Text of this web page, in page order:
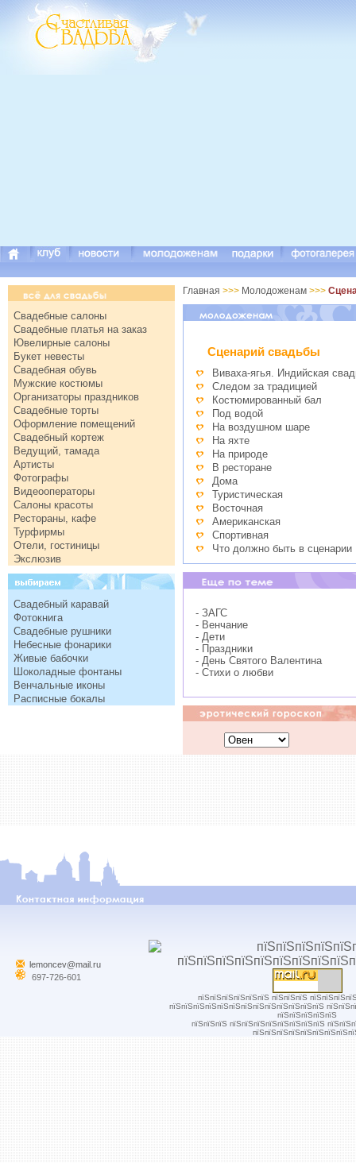
Свадебные салоны
Свадебные платья на заказ
Ювелирные салоны
Букет невесты
Свадебная обувь
Мужские костюмы
Организаторы праздников
Свадебные торты
Оформление помещений
Свадебный кортеж
Ведущий, тамада
Артисты
Фотографы
Видеооператоры
Салоны красоты
Рестораны, кафе
Турфирмы
Отели, гостиницы
Экслюзив
Свадебный каравай
Фотокнига
Свадебные рушники
Небесные фонарики
Живые бабочки
Шоколадные фонтаны
Венчальные иконы
Расписные бокалы
Главная >>> Молодоженам >>>
Сценарий свадьбы
Виваха-ягья. Индийская
Следом за традицией
Костюмированный бал
Под водой
На воздушном шаре
На яхте
На природе
В ресторане
Дома
Туристическая
Восточная
Американская
Спортивная
Что должно быть в сценарии
- ЗАГС
- Венчание
- Дети
- Праздники
- День Святого Валентина
- Стихи о любви
lemoncev@mail.ru
697-726-601
пїЅпїЅпїЅпїЅпїЅпїЅ пїЅпїЅпїЅ
пїЅпїЅпїЅпїЅпїЅпїЅпїЅпїЅпїЅпїЅпїЅпїЅпїЅ
пїЅпїЅпїЅпїЅпїЅ
пїЅпїЅпїЅ пїЅпїЅпїЅпїЅпїЅпїЅпїЅпїЅ